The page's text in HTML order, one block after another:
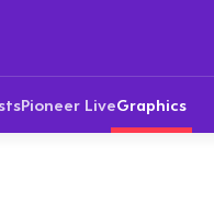
Pioneer LiveGraphics